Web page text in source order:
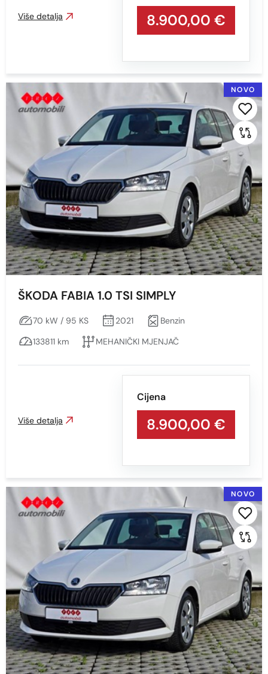
Prikaži Obriši
Mjenjač
Sve
AUTOMATSKI
MEHANIČKI MJENJAČ
Boja
BIJELA - S EFEKTOM
BIJELA S EFEKTOM
PLAVA S EFEKTOM
SIVA
SIVA - S EFEKTOM
SIVA S EFEKTOM
SMEĐA
SREBRNA
SREBRNA - S EFEKTOM
ZLATNA
8.900,00 €
Više detalja
NOVO
ŠKODA FABIA 1.0 TSI SIMPLY
70 kW / 95 KS 2021
Benzin
133811 km
MEHANIČKI MJENJAČ
Cijena
8.900,00 €
Više detalja
NOVO